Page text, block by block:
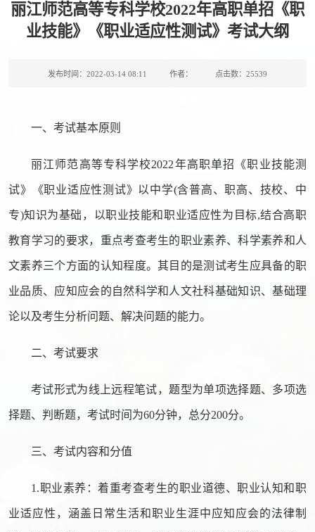
丽江师范高等专科学校2022年高职单招《职
业技能》《职业适应性测试》考试大纲
发布时间：2022-03-14 08:11 作者： 点击数： 25539
一、考试基本原则
丽江师范高等专科学校2022年高职单招《职业技能测
试》《职业适应性测试》以中学(含普高、职高、技校、中
专)知识为基础，以职业技能和职业适应性为目标,结合高职
教育学习的要求，重点考查考生的职业素养、科学素养和人
文素养三个方面的认知程度。其目的是测试考生应具备的职
业品质、应知应会的自然科学和人文社科基础知识、基础理
论以及考生分析问题、解决问题的能力。
二、考试要求
考试形式为线上远程笔试，题型为单项选择题、多项选
择题、判断题，考试时间为60分钟，总分200分。
三、考试内容和分值
1.职业素养：着重考查考生的职业道德、职业认知和职
业适应性，涵盖日常生活和职业生涯中应知应会的法律制